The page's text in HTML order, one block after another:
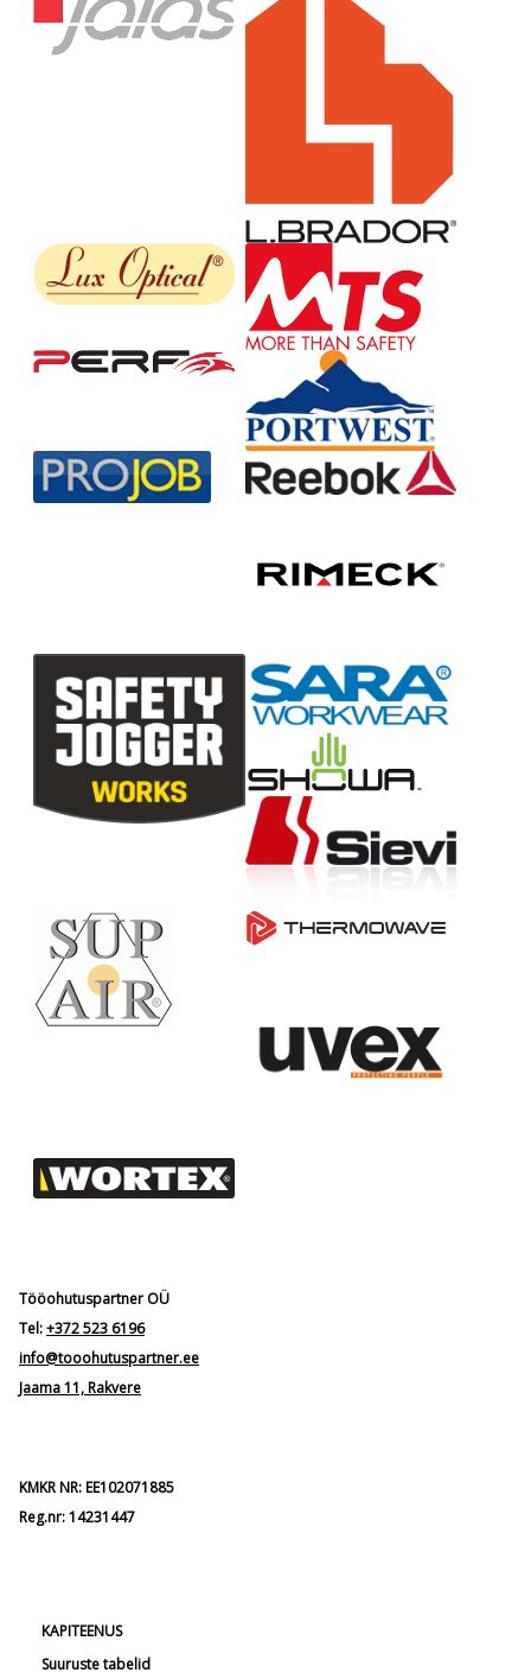
Tööohutuspartner OÜ
Tel:+372 523 6196
info@tooohutuspartner.ee
Jaama 11, Rakvere
KMKR NR: EE102071885
Reg.nr: 14231447
KAPITEENUS
Suuruste tabelid